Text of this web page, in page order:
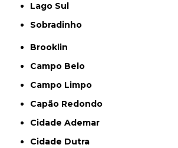
Lago Sul
Sobradinho
Brooklin
Campo Belo
Campo Limpo
Capão Redondo
Cidade Ademar
Cidade Dutra